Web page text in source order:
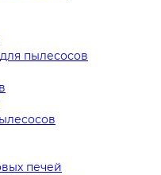
пылесосов
печей